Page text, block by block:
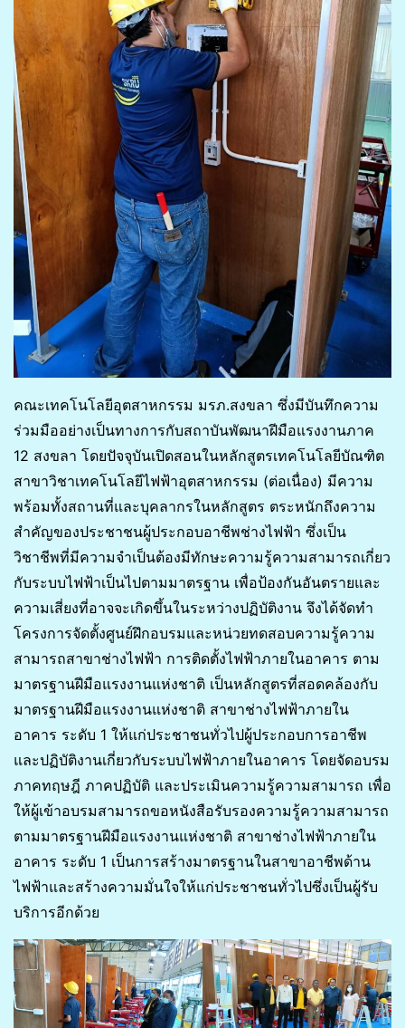
คณะเทคโนโลยีอุตสาหกรรม มรภ.สงขลา ซึ่งมีบันทึกความ
ร่วมมืออย่างเป็นทางการกับสถาบันพัฒนาฝีมือแรงงานภาค
12 สงขลา โดยปัจจุบันเปิดสอนในหลักสูตรเทคโนโลยีบัณฑิต
สาขาวิชาเทคโนโลยีไฟฟ้าอุตสาหกรรม (ต่อเนื่อง) มีความ
พร้อมทั้งสถานที่และบุคลากรในหลักสูตร ตระหนักถึงความ
สำคัญของประชาชนผู้ประกอบอาชีพช่างไฟฟ้า ซึ่งเป็น
วิชาชีพที่มีความจำเป็นต้องมีทักษะความรู้ความสามารถเกี่ยว
กับระบบไฟฟ้าเป็นไปตามมาตรฐาน เพื่อป้องกันอันตรายและ
ความเสี่ยงที่อาจจะเกิดขึ้นในระหว่างปฏิบัติงาน จึงได้จัดทำ
โครงการจัดตั้งศูนย์ฝึกอบรมและหน่วยทดสอบความรู้ความ
สามารถสาขาช่างไฟฟ้า การติดตั้งไฟฟ้าภายในอาคาร ตาม
มาตรฐานฝีมือแรงงานแห่งชาติ เป็นหลักสูตรที่สอดคล้องกับ
มาตรฐานฝีมือแรงงานแห่งชาติ สาขาช่างไฟฟ้าภายใน
อาคาร ระดับ 1 ให้แก่ประชาชนทั่วไปผู้ประกอบการอาชีพ
และปฏิบัติงานเกี่ยวกับระบบไฟฟ้าภายในอาคาร โดยจัดอบรม
ภาคทฤษฎี ภาคปฏิบัติ และประเมินความรู้ความสามารถ เพื่อ
ให้ผู้เข้าอบรมสามารถขอหนังสือรับรองความรู้ความสามารถ
ตามมาตรฐานฝีมือแรงงานแห่งชาติ สาขาช่างไฟฟ้าภายใน
อาคาร ระดับ 1 เป็นการสร้างมาตรฐานในสาขาอาชีพด้าน
ไฟฟ้าและสร้างความมั่นใจให้แก่ประชาชนทั่วไปซึ่งเป็นผู้รับ
บริการอีกด้วย